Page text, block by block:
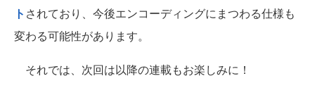
ト されており、今後エンコーディングにまつわる仕様も
変わる可能性があります。
それでは、次回は以降の連載もお楽しみに！